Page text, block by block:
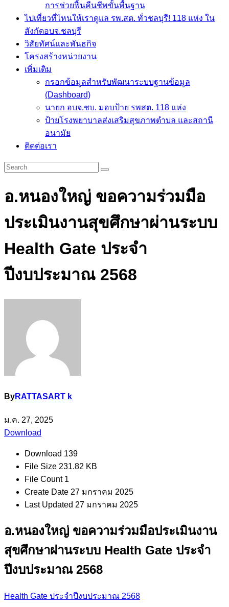
การช่วยฟื้นคืนชีพขั้นพื้นฐาน
ไปเที่ยวที่ไหนให้เราดูแล รพ.สต. ทั่วชลบุรี! 118 แห่ง ใน
สังกัดอบจ.ชลบุรี
วิสัยทัศน์และพันธกิจ
โครงสร้างหน่วยงาน
เพิ่มเติม
กรอกข้อมูลสำหรับพัฒนาระบบฐานข้อมูล
(Dashboard)
นายก อบจ.ชบ. มอบป้าย รพสต. 118 แห่ง
ป้ายโรงพยาบาลส่งเสริมสุขภาพตำบล และสถานี
อนามัย
ติดต่อเรา
อ.หนองใหญ่ ขอความร่วมมือ
ประเมินงานสุขศึกษาผ่านระบบ
Health Gate ประจำ
ปีงบประมาณ 2568
ByRATTASART k
ม.ค. 27, 2025
Download
Download 139
File Size 231.82 KB
File Count 1
Create Date 27 มกราคม 2025
Last Updated 27 มกราคม 2025
อ.หนองใหญ่ ขอความร่วมมือประเมินงาน
สุขศึกษาผ่านระบบ Health Gate ประจำ
ปีงบประมาณ 2568
Health Gate ประจำปีงบประมาณ 2568